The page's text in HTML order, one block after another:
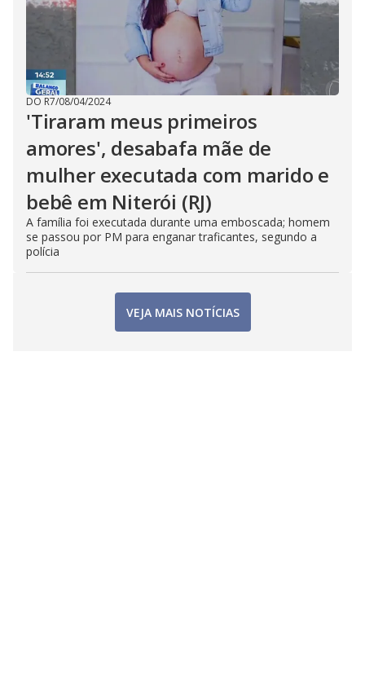
DO R7/08/04/2024
'Tiraram meus primeiros
amores', desabafa mãe de
mulher executada com marido e
bebê em Niterói (RJ)
A família foi executada durante uma emboscada; homem
se passou por PM para enganar traficantes, segundo a
polícia
VEJA MAIS NOTÍCIAS